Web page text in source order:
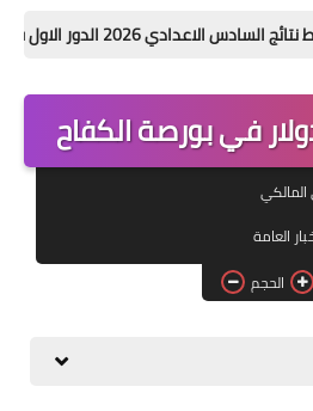
اخبار وزارة التربية والتعليم
اخبار وزارة العمل وهيئة
قسم التطبيقات
قطع الاراضي
موقع نتائجنا
في بورصة الكفاح
العامة
الحجم